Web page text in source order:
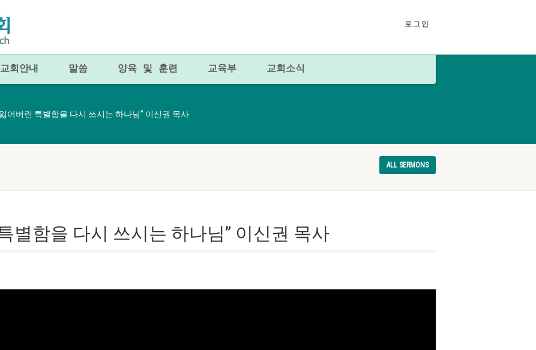
로그인
교회안내 말씀 양육 및 훈련 교육부 교회소식
어버린 특별함을 다시 쓰시는 하나님” 이신권 목사
ALL SERMONS
별함을 다시 쓰시는 하나님” 이신권 목사